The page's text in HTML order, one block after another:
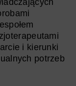
i kierunki
potrzeb